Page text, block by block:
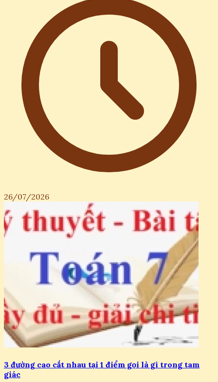
26/07/2026
3 đường cao cắt nhau tại 1 điểm gọi là gì trong tam
giác